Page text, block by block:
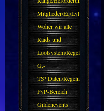
Mitglieder/Eq/Lvl
Woher wir alle
kommen.
Raids und
Zubehör
Lootsystem/Regeln
G.-
Sparkasse/Goldleihen
TS³ Daten/Regeln
PvP-Bereich
Gildenevents